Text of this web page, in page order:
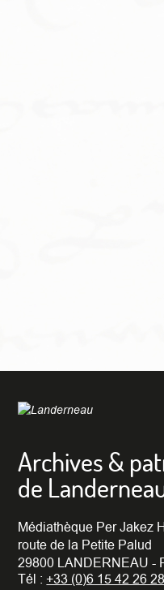
Archives &
de
Médiathèque Per Jakez
route de la Petite Palud
29800 LANDERNEAU -
Tél :+33 (0)6 15 42 26 28